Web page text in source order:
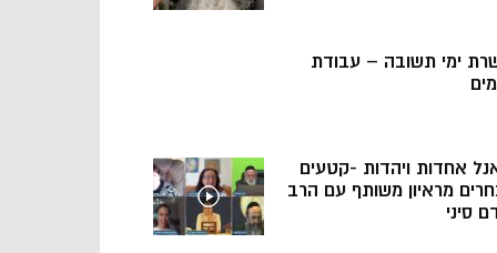
ימי תשובה – עבודת
אחדות ויהדות -קטעים
מראיון משותף עם הרב
סיני